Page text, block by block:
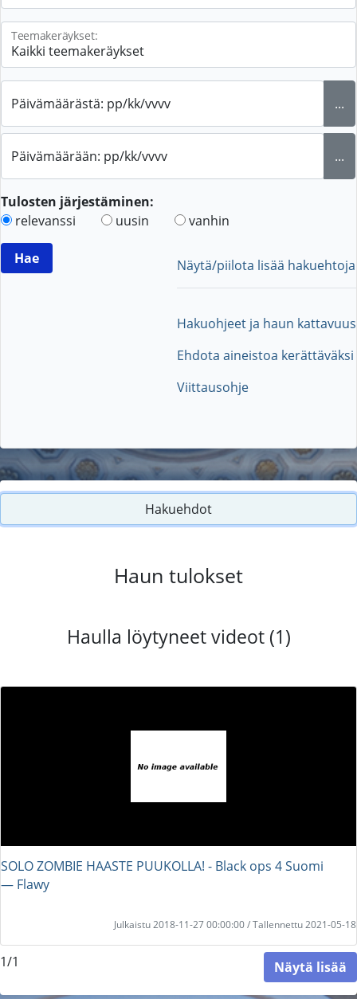
Teemakeräykset:
Päivämäärästä: pp/kk/vvvv ...
Päivämäärään: pp/kk/vvvv ...
Tulosten järjestäminen:
relevanssi
uusin vanhin
Näytä/piilota lisää hakuehtoja
Hakuohjeet ja haun kattavuus
Ehdota aineistoa kerättäväksi
Viittausohje
Hakuehdot
Haun tulokset
Haulla löytyneet videot (1)
SOLO ZOMBIE HAASTE PUUKOLLA! - Black ops 4 Suomi
― Flawy
Julkaistu 2018-11-27 00:00:00 / Tallennettu 2021-05-18
1/1 Näytä lisää